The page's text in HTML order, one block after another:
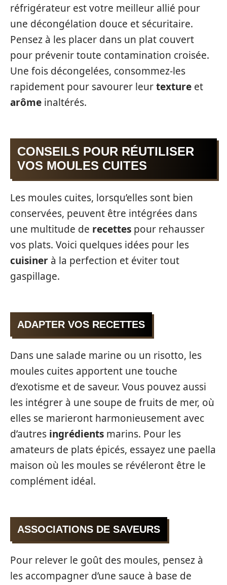
réfrigérateur est votre meilleur allié pour
une décongélation douce et sécuritaire.
Pensez à les placer dans un plat couvert
pour prévenir toute contamination croisée.
Une fois décongelées, consommez-les
rapidement pour savourer leurtexture et
arôme inaltérés.
CONSEILS POUR RÉUTILISER
VOS MOULES CUITES
Les moules cuites, lorsqu’elles sont bien
conservées, peuvent être intégrées dans
une multitude de recettes pour rehausser
vos plats. Voici quelques idées pour les
cuisiner à la perfection et éviter tout
gaspillage.
ADAPTER VOS RECETTES
Dans une salade marine ou un risotto, les
moules cuites apportent une touche
d’exotisme et de saveur. Vous pouvez aussi
les intégrer à une soupe de fruits de mer, où
elles se marieront harmonieusement avec
d’autres ingrédients marins. Pour les
amateurs de plats épicés, essayez une paella
maison où les moules se révéleront être le
complément idéal.
ASSOCIATIONS DE SAVEURS
Pour relever le goût des moules, pensez à
les accompagner d’une sauce à base de